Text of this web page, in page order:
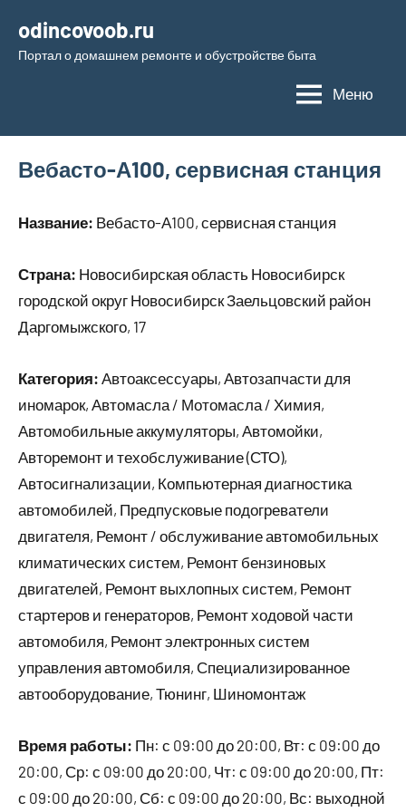
содержимому
odincovoob.ru
Портал о домашнем ремонте и обустройстве быта
Меню
Вебасто-А100, сервисная станция
Название: Вебасто-А100, сервисная станция
Страна: Новосибирская область Новосибирск
городской округ Новосибирск Заельцовский район
Даргомыжского, 17
Категория: Автоаксессуары, Автозапчасти для
иномарок, Автомасла / Мотомасла / Химия,
Автомобильные аккумуляторы, Автомойки,
Авторемонт и техобслуживание (СТО),
Автосигнализации, Компьютерная диагностика
автомобилей, Предпусковые подогреватели
двигателя, Ремонт / обслуживание автомобильных
климатических систем, Ремонт бензиновых
двигателей, Ремонт выхлопных систем, Ремонт
стартеров и генераторов, Ремонт ходовой части
автомобиля, Ремонт электронных систем
управления автомобиля, Специализированное
автооборудование, Тюнинг, Шиномонтаж
Время работы: Пн: с 09:00 до 20:00, Вт: с 09:00 до
20:00, Ср: с 09:00 до 20:00, Чт: с 09:00 до 20:00, Пт:
с 09:00 до 20:00, Сб: с 09:00 до 20:00, Вс: выходной